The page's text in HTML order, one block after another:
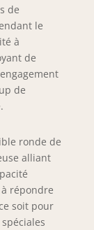
de
le
à
de
de
ronde de
alliant
répondre
soit pour